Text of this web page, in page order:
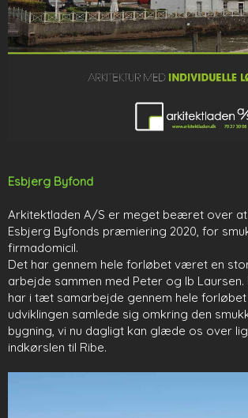
​Esbjerg Byfon​d
Arkitektladen A/S er meget beæret over
Esbjerg Byfonds præmiering 2020, for
firmadomicil.
Det har gennem hele forløbet været en
arbejde sammen med Peter og Ib
har i tæt samarbejde gennem hele
udviklingen samlede sig omkring den
bygning, vi nu dagligt kan glæde os over
indkørslen til Ribe.